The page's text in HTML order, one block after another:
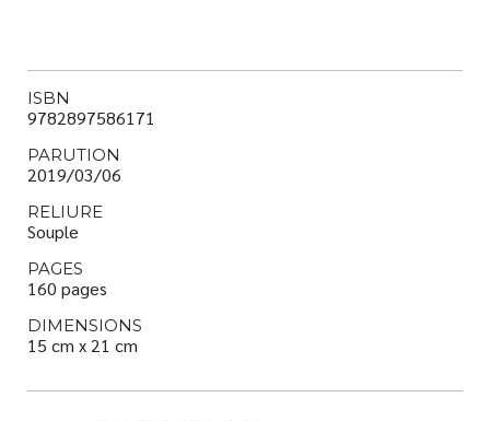
ISBN
9782897586171
PARUTION
2019/03/06
RELIURE
Souple
PAGES
160 pages
DIMENSIONS
15 cm x 21 cm